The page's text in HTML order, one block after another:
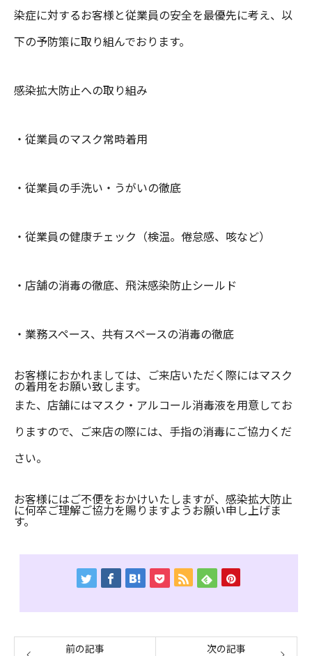
染症に対するお客様と従業員の安全を最優先に考え、以
下の予防策に取り組んでおります。
感染拡大防止への取り組み
・従業員のマスク常時着用
・従業員の手洗い・うがいの徹底
・従業員の健康チェック（検温。倦怠感、咳など）
・店舗の消毒の徹底、飛沫感染防止シールド
・業務スペース、共有スペースの消毒の徹底
お客様におかれましては、ご来店いただく際にはマスク
の着用をお願い致します。
また、店舗にはマスク・アルコール消毒液を用意してお
りますので、ご来店の際には、手指の消毒にご協力くだ
さい。
お客様にはご不便をおかけいたしますが、感染拡大防止
に何卒ご理解ご協力を賜りますようお願い申し上げま
す。
前の記事 次の記事